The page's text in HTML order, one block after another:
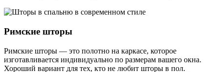
Римские шторы
Римские шторы ― это полотно на каркасе, которое
изготавливается индивидуально по размерам вашего окна.
Хороший вариант для тех, кто не любит шторы в пол.